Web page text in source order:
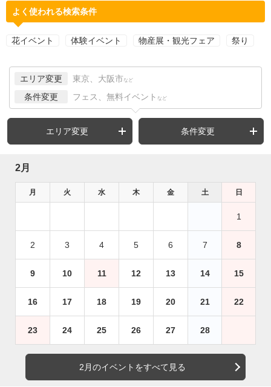
よく使われる検索条件
花イベント 体験イベント 物産展・観光フェア 祭り
エリア変更 東京、大阪市 など
条件変更 フェス、無料イベント など
エリア変更 条件変更
2月
月 火 水 木 金 土 日
1
2 3 4 5 6 7 8
9 10 11 12 13 14 15
16 17 18 19 20 21 22
23 24 25 26 27 28
2月のイベントをすべて見る